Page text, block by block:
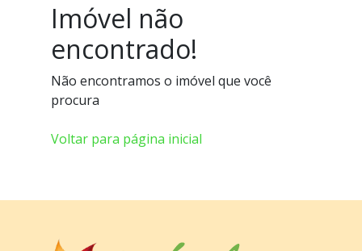
Imóvel não
encontrado!
Não encontramos o imóvel que você
procura
Voltar para página inicial